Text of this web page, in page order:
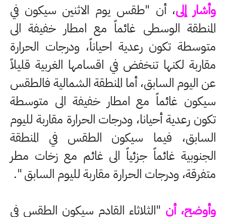
وأشار إلى، أن "طقس يوم الاثنين سيكون في
المنطقة الوسطى غائماً مع امطار خفيفة الى
متوسطة تكون رعدية احياناً، ودرجات الحرارة
مقاربة لكنها تنخفض في اقسامها الغربية قليلاً
عن اليوم السابق، أما المنطقة الشمالية فالطقس
سيكون غائماً مع امطار خفيفة الى متوسطة
تكون رعدية أحيانا، ودرجات الحرارة مقاربة لليوم
السابق، فيما سيكون الطقس في المنطقة
الجنوبية غائماً جزئياً الى غائم مع زخات مطر
متفرقة، ودرجات الحرارة مقاربة لليوم السابق ".
وأوضح، أن "الثلاثاء القادم سيكون الطقس في